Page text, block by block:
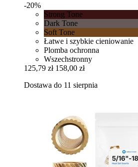
-20%
Strong Tone
Dark Tone
Soft Tone
Łatwe i szybkie cieniowanie
Plomba ochronna
Wszechstronny
125,79 zł 158,00 zł
Dostawa do 11 sierpnia